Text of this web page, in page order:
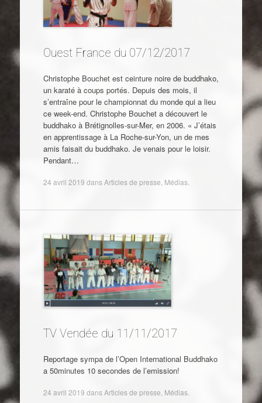
Ouest France du 07/12/2017
Christophe Bouchet est ceinture noire de buddhako,
un karaté à coups portés. Depuis des mois, il
s’entraîne pour le championnat du monde qui a lieu
ce week-end. Christophe Bouchet a découvert le
buddhako à Brétignolles-sur-Mer, en 2006. « J’étais
en apprentissage à La Roche-sur-Yon, un de mes
amis faisait du buddhako. Je venais pour le loisir.
Pendant…
24 avril 2019 dansArticles de presse Médias.
TV Vendée du 11/11/2017
Reportage sympa de l’Open International Buddhako
a 50minutes 10 secondes de l’emission!
24 avril 2019 dansArticles de presse Médias.